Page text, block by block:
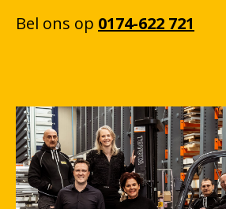
Bel ons op 0174-622 721